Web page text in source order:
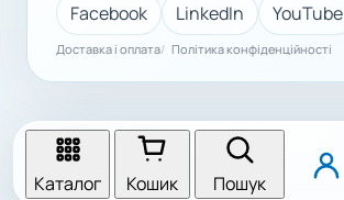
Facebook LinkedIn YouTube
Доставка і оплата Політика конфіденційності
Каталог Кошик Пошук